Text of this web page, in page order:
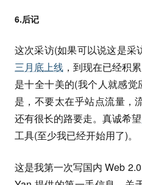
6.后记
这次采访(如果可以说这是采
三月底上线 ，到现在已经积
是十全十美的(我个人就感觉
是，不要太在乎站点流量，
还有很长的路要走。真诚希望
工具(至少我已经开始用了)。
这是我第一次写国内 Web